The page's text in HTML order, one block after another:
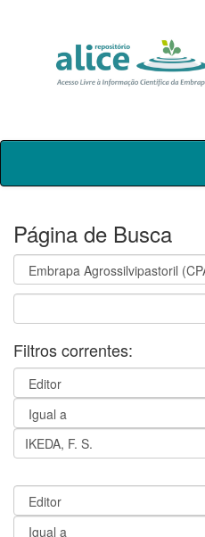
Skip
Página de Busca
Filtros correntes: